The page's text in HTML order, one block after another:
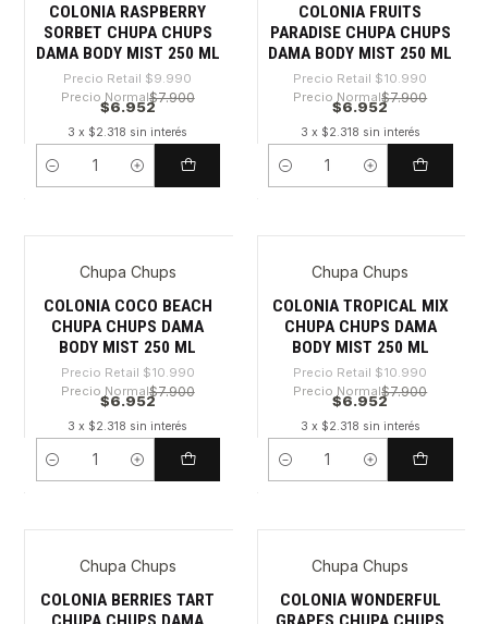
COLONIA RASPBERRY
SORBET CHUPA CHUPS
DAMA BODY MIST 250 ML
Precio Retail $9.990
Precio Normal$7.900
$6.952
3 x $2.318 sin interés
Cantidad
COLONIA FRUITS
PARADISE CHUPA CHUPS
DAMA BODY MIST 250 ML
Precio Retail $10.990
Precio Normal$7.900
$6.952
3 x $2.318 sin interés
Cantidad
-36%Chupa Chups
COLONIA COCO BEACH
CHUPA CHUPS DAMA
BODY MIST 250 ML
Precio Retail $10.990
Precio Normal$7.900
$6.952
3 x $2.318 sin interés
Cantidad
-36%Chupa Chups
COLONIA TROPICAL MIX
CHUPA CHUPS DAMA
BODY MIST 250 ML
Precio Retail $10.990
Precio Normal$7.900
$6.952
3 x $2.318 sin interés
Cantidad
-30%Chupa Chups
COLONIA BERRIES TART
-30%Chupa Chups
COLONIA WONDERFUL